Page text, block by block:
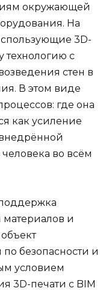
окружающей
На
3D-
технологию с
стен в
В этом виде
где она
как усиление
внедрённой
во всём
и
по безопасности и
условием
3D-печати с BIM